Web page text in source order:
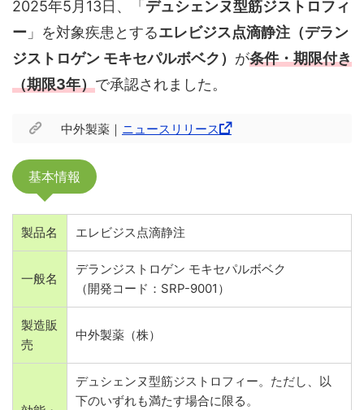
2025年5月13日、「 デュシェンヌ型筋ジストロフィ
ー 」を対象疾患とするエレビジス点滴静注（デラン
ジストロゲン モキセパルボベク） が条件・期限付き
（期限3年）で承認されました。
中外製薬｜ ニュースリリース
基本情報
製品名 エレビジス点滴静注
一般名
デランジストロゲン モキセパルボベク
（開発コード：SRP-9001）
製造販
売
中外製薬（株）
デュシェンヌ型筋ジストロフィー。ただし、以
下のいずれも満たす場合に限る。